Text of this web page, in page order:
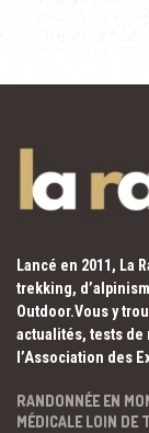
Lancé en 2011, La
trekking,
Outdoor.Vous y
actualités, tests de
l’Association des
RANDONNÉE EN
MÉDICALE LOIN DE